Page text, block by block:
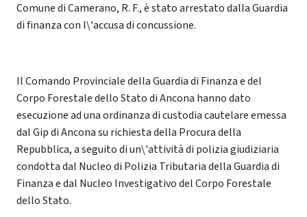
Comune di Camerano, R. F., è stato arrestato dalla Guardia
di finanza con l\'accusa di concussione.
Il Comando Provinciale della Guardia di Finanza e del
Corpo Forestale dello Stato di Ancona hanno dato
esecuzione ad una ordinanza di custodia cautelare emessa
dal Gip di Ancona su richiesta della Procura della
Repubblica, a seguito di un\'attività di polizia giudiziaria
condotta dal Nucleo di Polizia Tributaria della Guardia di
Finanza e dal Nucleo Investigativo del Corpo Forestale
dello Stato.